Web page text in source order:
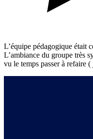
L’équipe pédagogique était
L’ambiance du groupe très
vu le temps passer à refaire